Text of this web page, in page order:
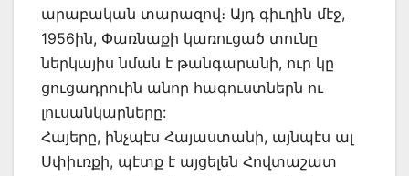
արաբական տարազով։ Այդ գիւղին մէջ,
1956ին, Փառնաքի կառուցած տունը
ներկայիս նման է թանգարանի, ուր կը
ցուցադրուին անոր հագուստներն ու
լուսանկարները:
Հայերը, ինչպէս Հայաստանի, այնպէս ալ
Սփիւռքի, պէտք է այցելեն Հովտաշատ